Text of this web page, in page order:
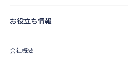
お役立ち情報
会社概要